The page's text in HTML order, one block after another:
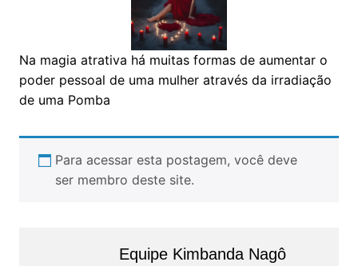
Na magia atrativa há muitas formas de aumentar o
poder pessoal de uma mulher através da irradiação
de uma Pomba
Para acessar esta postagem, você deve
ser membro deste site.
Equipe Kimbanda Nagô